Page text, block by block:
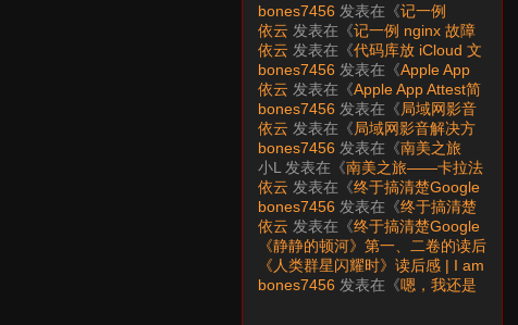
bones7456 发表在《记一例
nginx 故障分析》
依云 发表在《记一例 nginx 故障
分析 》
依云 发表在《代码库放 iCloud 文
件夹会怎样？》
bones7456 发表在《Apple App
Attest简介》
依云 发表在《Apple App Attest简
介》
bones7456 发表在《局域网影音
解决方案——Jellyfin》
依云 发表在《局域网影音解决方
案——Jellyfin》
bones7456 发表在《南美之旅
——卡拉法特看莫雷诺大冰川》
小L 发表在《南美之旅——卡拉法
特看莫雷诺大冰川》
依云 发表在《终于搞清楚Google
账号的所属国家的逻辑了》
bones7456 发表在《终于搞清楚
Google账号的所属国家的逻辑
了》
依云 发表在《终于搞清楚Google
账号的所属国家的逻辑了》
《静静的顿河》第一、二卷的读后
感 | I am LAZY bones?发表在
《《人类群星闪耀时》读后感》
《人类群星闪耀时》读后感 | I am
LAZY bones?发表在《
《显微镜
bones7456 发表在《嗯，我还是